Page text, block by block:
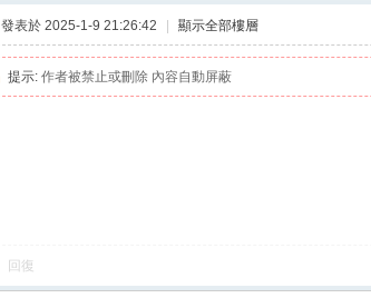
發表於 2025-1-9 21:26:42 顯示全部樓層
提示:作者被禁止或刪除 內容自動屏蔽
回復